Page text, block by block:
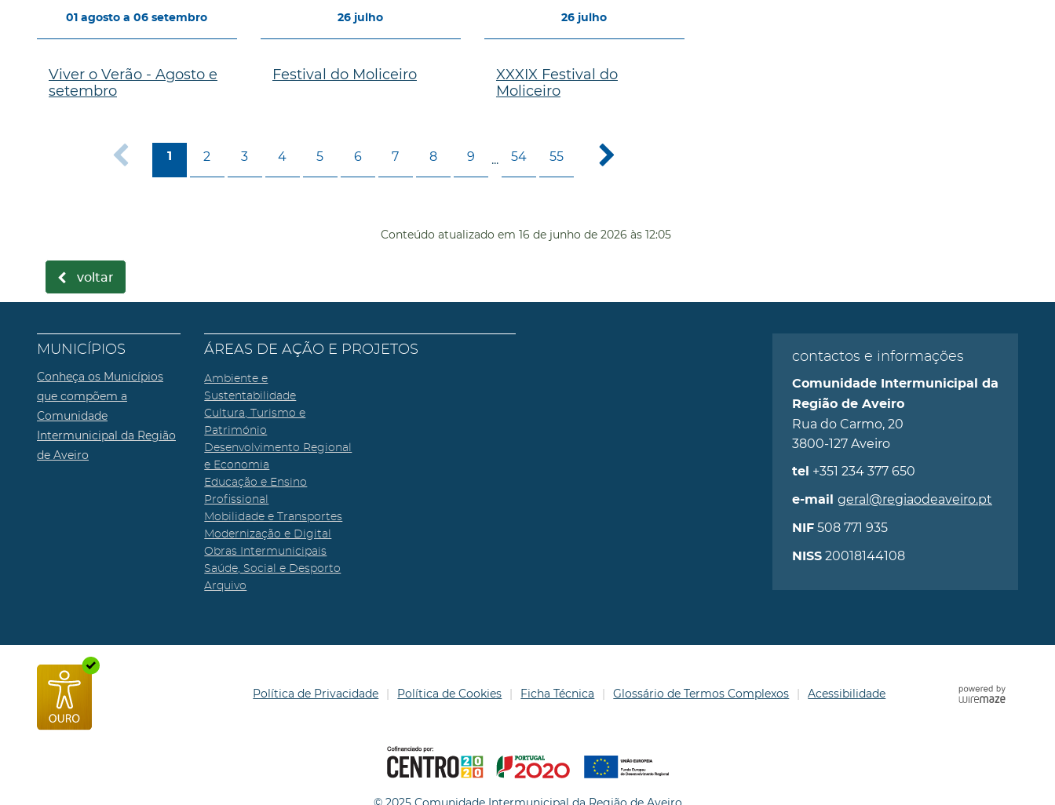
01 agosto a 06 setembro
Viver o Verão - Agosto e
setembro
26 julho
Festival do Moliceiro
26 julho
XXXIX Festival do
Moliceiro
1 2 3 4 5 6 7 8 9 ... 54 55
Conteúdo atualizado em 16 de junho de 2026 às 12:05
voltar
MUNICÍPIOS
Conheça os Municípios
que compõem a
Comunidade
Intermunicipal da Região
de Aveiro
ÁREAS DE AÇÃO E PROJETOS
Ambiente e
Sustentabilidade
Cultura, Turismo e
Património
Desenvolvimento Regional
e Economia
Educação e Ensino
Profissional
Mobilidade e Transportes
Modernização e Digital
Obras Intermunicipais
Saúde, Social e Desporto
Arquivo
contactos e informações
Comunidade Intermunicipal da
Região de Aveiro
Rua do Carmo, 20
3800-127 Aveiro
tel +351 234 377 650
e-mail geral@regiaodeaveiro.pt
NIF508 771 935
NISS20018144108
Política de Privacidade Política de Cookies Ficha Técnica Glossário de Termos Complexos Acessibilidade